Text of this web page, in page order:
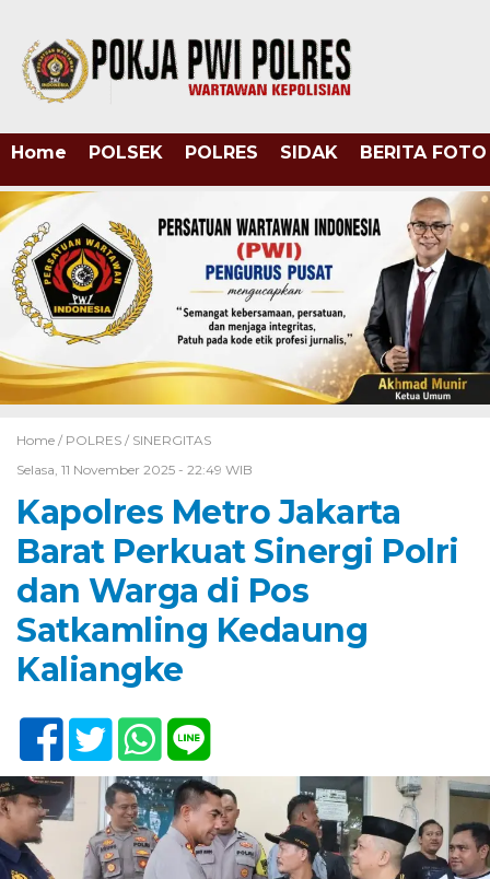
Home POLSEK POLRES SIDAK BERITA FOTO
Home / POLRES / SINERGITAS
Selasa, 11 November 2025 - 22:49 WIB
Kapolres Metro Jakarta
Barat Perkuat Sinergi Polri
dan Warga di Pos
Satkamling Kedaung
Kaliangke